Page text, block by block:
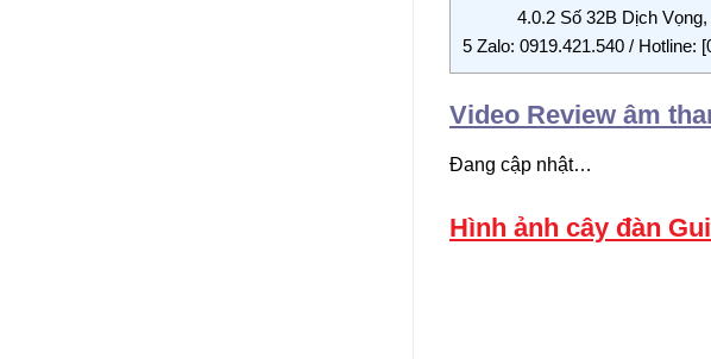
4.0.2Số 32B Dịch Vọng,
5 Zalo: 0919.421.540 / Hotline:
Video Review âm
Đang cập nhật…
Hình ảnh cây đàn